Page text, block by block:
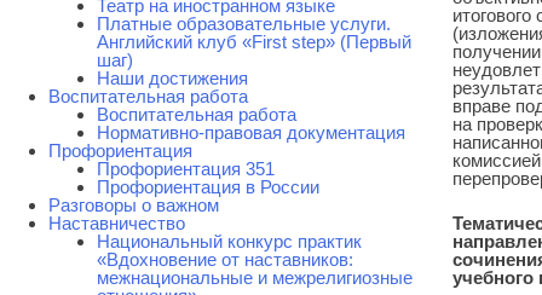
Театр на иностранном языке
Платные образовательные услуги.
Английский клуб «First step» (Первый
шаг)
Наши достижения
Воспитательная работа
Воспитательная работа
Нормативно-правовая документация
Профориентация
Профориентация 351
Профориентация в России
Разговоры о важном
Наставничество
Национальный конкурс практик
«Вдохновение от наставников:
межнациональные и межрелигиозные
итогового
получении
вправе
на
учебного